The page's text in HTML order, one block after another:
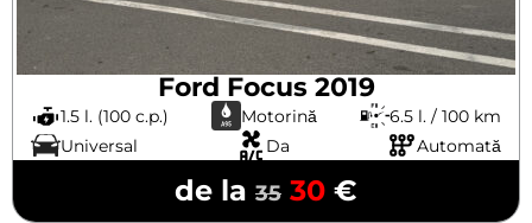
Ford Focus 2019
1.5 l. (100 c.p.) Motorină
6.5 l. / 100 km
Universal
Da Automată
de la 35 30 €